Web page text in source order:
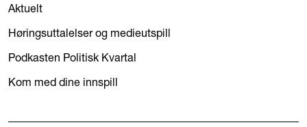
Aktuelt
Høringsuttalelser og medieutspill
Podkasten Politisk Kvartal
Kom med dine innspill